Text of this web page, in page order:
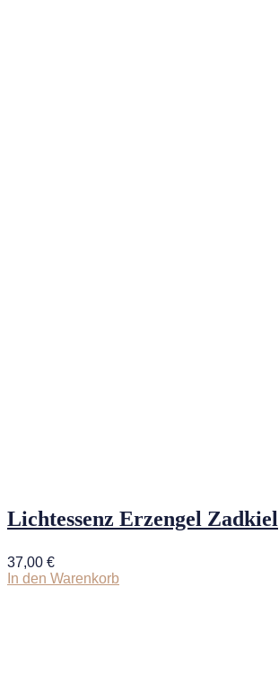
Lichtessenz Erzengel Zadkiel
37,00 €
In den Warenkorb